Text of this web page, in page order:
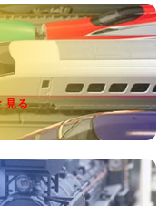
見る